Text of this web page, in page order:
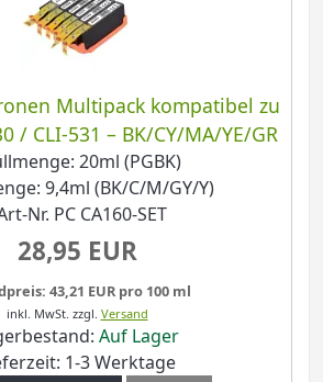
Multipack kompatibel zu
/ CLI-531 – BK/CY/MA/YE/GR
20ml (PGBK)
9,4ml (BK/C/M/GY/Y)
Nr. PC CA160-SET
28,95 EUR
43,21 EUR pro 100 ml
inkl. MwSt. zzgl. Versand
Auf Lager
1-3 Werktage